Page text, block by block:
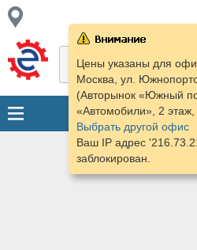
Цены указаны для
Москва, ул.
(Авторынок «Южный
«Автомобили», 2 этаж,
Выбрать другой офис
Ваш IP адрес
заблокирован.